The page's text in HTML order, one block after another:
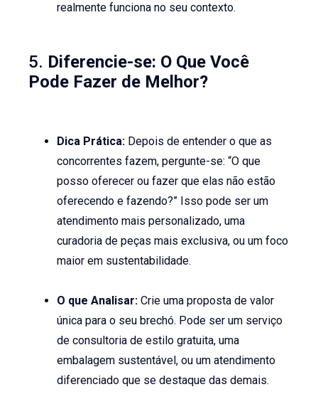
realmente funciona no seu contexto.
5. Diferencie-se: O Que Você
Pode Fazer de Melhor?
Dica Prática: Depois de entender o que as
concorrentes fazem, pergunte-se: “O que
posso oferecer ou fazer que elas não estão
oferecendo e fazendo?” Isso pode ser um
atendimento mais personalizado, uma
curadoria de peças mais exclusiva, ou um foco
maior em sustentabilidade.
O que Analisar: Crie uma proposta de valor
única para o seu brechó. Pode ser um serviço
de consultoria de estilo gratuita, uma
embalagem sustentável, ou um atendimento
diferenciado que se destaque das demais.